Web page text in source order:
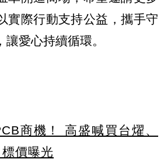
實際行動支持公益，攜手守
愛心持續循環。
商機！ 高盛喊買台燿、
價曝光